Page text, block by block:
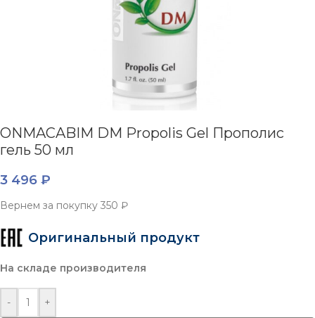
ONMACABIM DM Propolis Gel Прополис
гель 50 мл
3 496 ₽
Вернем за покупку 350 ₽
Оригинальный продукт
На складе производителя
- +